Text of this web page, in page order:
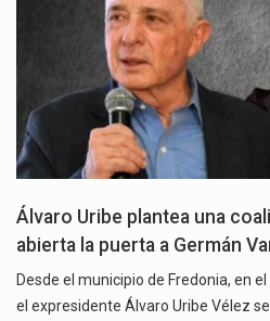
Álvaro Uribe plantea una
abierta la puerta a Germán
Desde el municipio de Fredonia, en
el expresidente Álvaro Uribe Vélez